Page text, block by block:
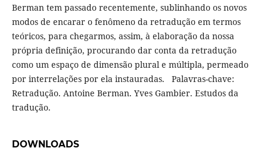
Berman tem passado recentemente, sublinhando os novos
modos de encarar o fenômeno da retradução em termos
teóricos, para chegarmos, assim, à elaboração da nossa
própria definição, procurando dar conta da retradução
como um espaço de dimensão plural e múltipla, permeado
por interrelações por ela instauradas. Palavras-chave:
Retradução. Antoine Berman. Yves Gambier. Estudos da
tradução.
DOWNLOADS